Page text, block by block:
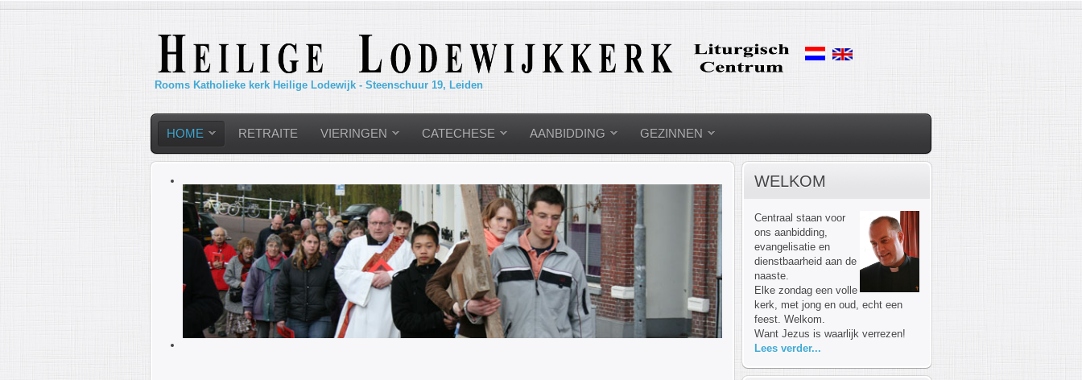
Rooms Katholieke kerk Heilige Lodewijk - Steenschuur 19, Leiden
HOME RETRAITE VIERINGEN CATECHESE AANBIDDING GEZINNEN
WELKOM
Centraal staan voor
ons aanbidding,
evangelisatie en
dienstbaarheid aan de
naaste.
Elke zondag een volle
kerk, met jong en oud, echt een
feest. Welkom.
Want Jezus is waarlijk verrezen!
Lees verder...